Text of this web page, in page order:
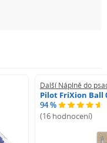
Další Náplně do
Pilot FriXion Ball
94 %
(16 hodnocení)